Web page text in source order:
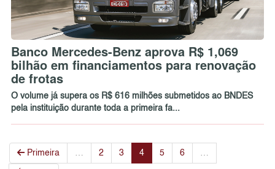
Banco Mercedes-Benz aprova R$ 1,069
bilhão em financiamentos para renovação
de frotas
O volume já supera os R$ 616 milhões submetidos ao BNDES
pela instituição durante toda a primeira fa...
Primeira 2 3 4 5 6